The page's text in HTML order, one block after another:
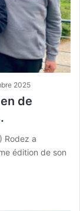
2025
de
Rodez a
édition de son